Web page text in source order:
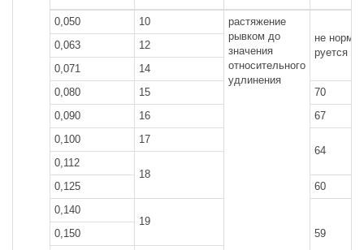
0,050 10
растяжение
рывком до
значения
относительного
удлинения
не норми
руется
0,063
12
0,071
14
0,080
15
70
0,090
16
67
0,100
17
64
0,112
18
0,125
60
0,140
19
59
0,150